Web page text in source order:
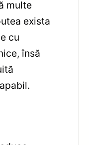
multe
exista
cu
însă